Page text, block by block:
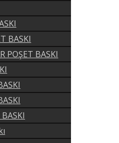
BASKI
POŞET BASKI